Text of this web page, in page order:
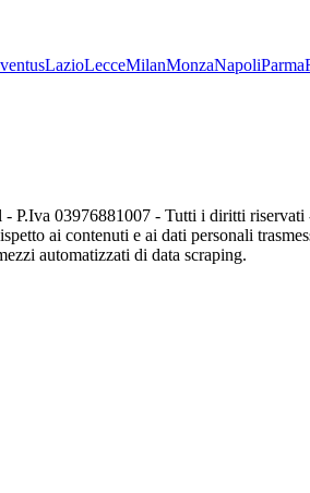
LazioLecceMilanMonzaNapoliParma
P.Iva 03976881007 - Tutti i diritti
ai contenuti e ai dati personali
automatizzati di data scraping.